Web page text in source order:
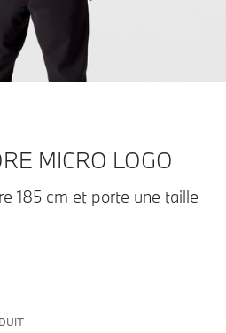
MICRO LOGO
185 cm et porte une taille